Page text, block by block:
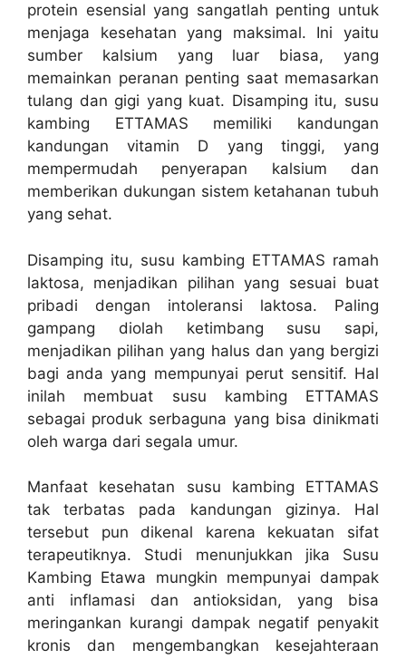
protein esensial yang sangatlah penting untuk
menjaga kesehatan yang maksimal. Ini yaitu
sumber kalsium yang luar biasa, yang
memainkan peranan penting saat memasarkan
tulang dan gigi yang kuat. Disamping itu, susu
kambing ETTAMAS memiliki kandungan
kandungan vitamin D yang tinggi, yang
mempermudah penyerapan kalsium dan
memberikan dukungan sistem ketahanan tubuh
yang sehat.
Disamping itu, susu kambing ETTAMAS ramah
laktosa, menjadikan pilihan yang sesuai buat
pribadi dengan intoleransi laktosa. Paling
gampang diolah ketimbang susu sapi,
menjadikan pilihan yang halus dan yang bergizi
bagi anda yang mempunyai perut sensitif. Hal
inilah membuat susu kambing ETTAMAS
sebagai produk serbaguna yang bisa dinikmati
oleh warga dari segala umur.
Manfaat kesehatan susu kambing ETTAMAS
tak terbatas pada kandungan gizinya. Hal
tersebut pun dikenal karena kekuatan sifat
terapeutiknya. Studi menunjukkan jika Susu
Kambing Etawa mungkin mempunyai dampak
anti inflamasi dan antioksidan, yang bisa
meringankan kurangi dampak negatif penyakit
kronis dan mengembangkan kesejahteraan